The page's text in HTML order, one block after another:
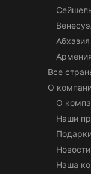
Абхазия
Все
О
О
Наши
Наша